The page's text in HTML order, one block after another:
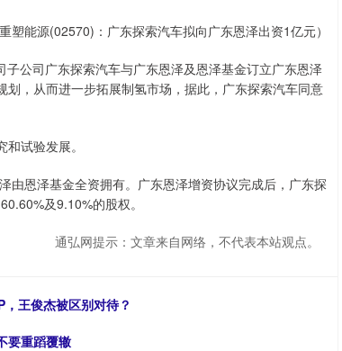
重塑能源(02570)：广东探索汽车拟向广东恩泽出资1亿元）
公司广东探索汽车与广东恩泽及恩泽基金订立广东恩泽
，从而进一步拓展制氢市场，据此，广东探索汽车同意
试验发展。
由恩泽基金全资拥有。广东恩泽增资协议完成后，广东探
及9.10%的股权。
通弘网提示：文章来自网络，不代表本站观点。
王俊杰被区别对待？
要重蹈覆辙